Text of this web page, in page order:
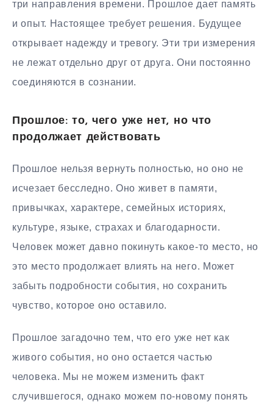
три направления времени. Прошлое дает память
и опыт. Настоящее требует решения. Будущее
открывает надежду и тревогу. Эти три измерения
не лежат отдельно друг от друга. Они постоянно
соединяются в сознании.
Прошлое: то, чего уже нет, но что
продолжает действовать
Прошлое нельзя вернуть полностью, но оно не
исчезает бесследно. Оно живет в памяти,
привычках, характере, семейных историях,
культуре, языке, страхах и благодарности.
Человек может давно покинуть какое-то место, но
это место продолжает влиять на него. Может
забыть подробности события, но сохранить
чувство, которое оно оставило.
Прошлое загадочно тем, что его уже нет как
живого события, но оно остается частью
человека. Мы не можем изменить факт
случившегося, однако можем по-новому понять